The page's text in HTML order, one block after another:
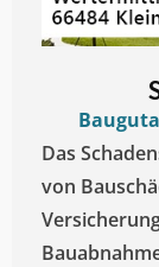
Das
von